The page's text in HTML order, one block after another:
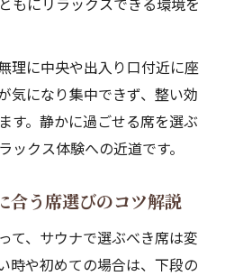
理に中央や出入り口付近に座
気になり集中できず、整い効
す。静かに過ごせる席を選ぶ
ックス体験への近道です。
合う席選びのコツ解説
て、サウナで選ぶべき席は変
時や初めての場合は、下段の